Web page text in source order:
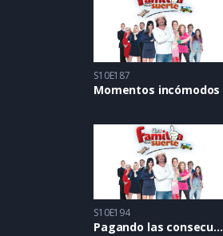
S10E187
Momentos incómodos
S10E194
Pagando las consecuencias